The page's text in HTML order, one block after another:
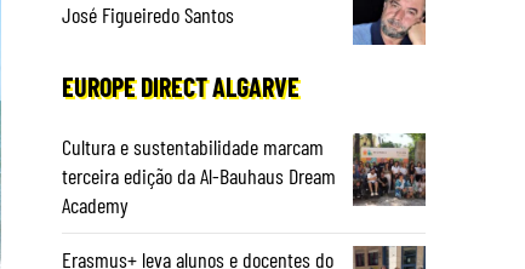
José Figueiredo Santos
EUROPE DIRECT ALGARVE
Cultura e sustentabilidade marcam
terceira edição da Al-Bauhaus Dream
Academy
Erasmus+ leva alunos e docentes do